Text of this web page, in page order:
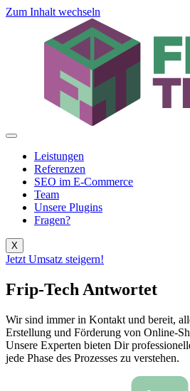
Zum Inhalt wechseln
Leistungen
Referenzen
SEO im E-Commerce
Team
Unsere Plugins
Fragen?
X
Jetzt Umsatz steigern!
Frip-Tech Antwortet
Wir sind immer in Kontakt und bereit,
Erstellung und Förderung von Online-
Unsere Experten bieten Dir
jede Phase des Prozesses zu verstehen.